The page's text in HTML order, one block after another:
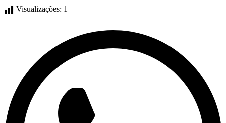
Visualizações: 1